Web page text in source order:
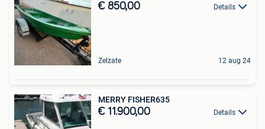
€ 850,00 Details
Zelzate 12 aug 24
MERRY FISHER635
€ 11.900,00 Details